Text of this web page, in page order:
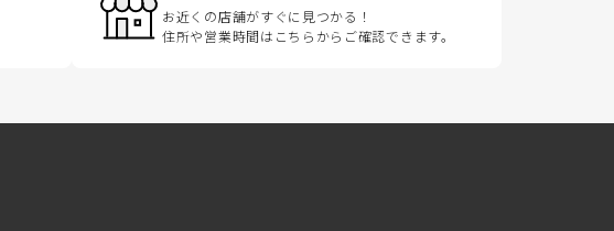
お近くの店舗がすぐに見つかる！
住所や営業時間はこちらからご確認できます。